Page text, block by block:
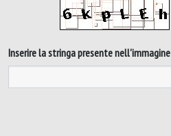
Inserire la stringa presente nell'immagine